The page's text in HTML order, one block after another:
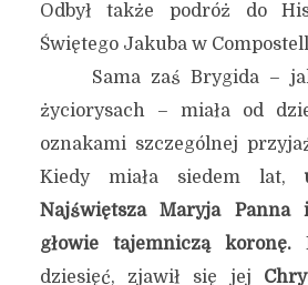
Odbył także podróż do
Świętego Jakuba w
Sama zaś Brygida –
życiorysach – miała od
oznakami szczególnej
Kiedy miała siedem lat,
Najświętsza Maryja Panna
głowie tajemniczą koronę.
dziesięć, zjawił się jej